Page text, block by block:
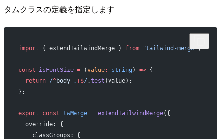
タムクラスの定義を指定します
import { extendTailwindMerge } from "tailwind-merge";
const isFontSize = (value: string ) => {
  return
/^body- .+$/ .test (value);
};
export const twMerge = extendTailwindMerge({
  override: {
    classGroups: {